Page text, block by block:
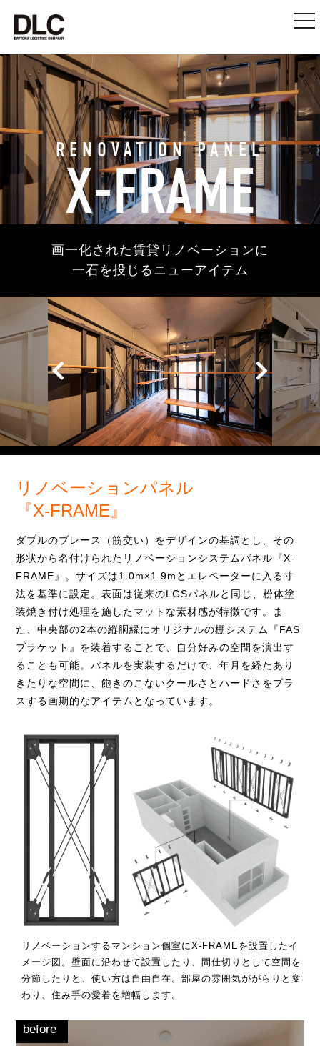
RENOVATION PANEL
X-FRAME
画一化された賃貸リノベーションに
一石を投じるニューアイテム
リノベーションパネル
『X-FRAME』
ダブルのブレース（筋交い）をデザインの基調とし、その
形状から名付けられたリノベーションシステムパネル『X-
FRAME』。サイズは1.0m×1.9mとエレベーターに入る寸
法を基準に設定。表面は従来のLGSパネルと同じ、粉体塗
装焼き付け処理を施したマットな素材感が特徴です。ま
た、中央部の2本の縦胴縁にオリジナルの棚システム『FAS
ブラケット』を装着することで、自分好みの空間を演出す
ることも可能。パネルを実装するだけで、年月を経たあり
きたりな空間に、飽きのこないクールさとハードさをプラ
スする画期的なアイテムとなっています。
リノベーションするマンション個室にX-FRAMEを設置したイ
メージ図。壁面に沿わせて設置したり、間仕切りとして空間を
分節したりと、使い方は自由自在。部屋の雰囲気ががらりと変
わり、住み手の愛着を増幅します。
before